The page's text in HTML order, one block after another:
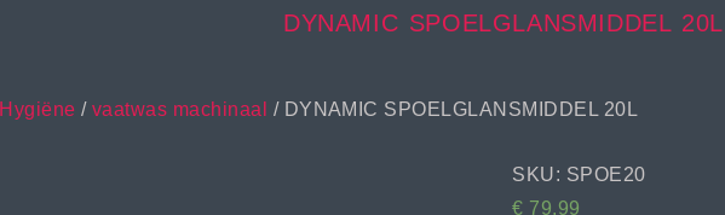
DYNAMIC SPOELGLANSMIDDEL 20L
Hygiëne / vaatwas machinaal / DYNAMIC SPOELGLANSMIDDEL 20L
SKU: SPOE20
€ 79,99